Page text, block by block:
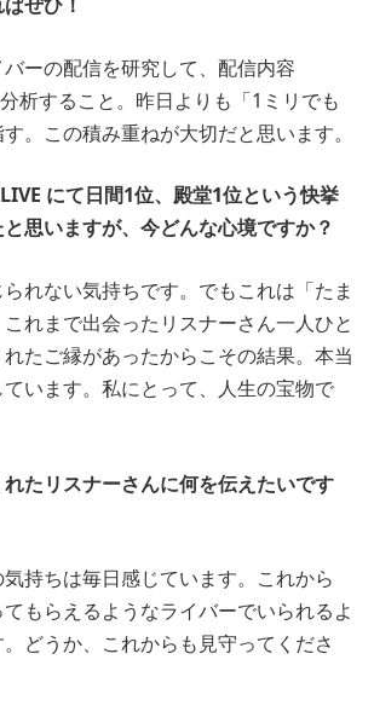
ーの配信を研究して、配信内容
析すること。昨日よりも「1ミリでも
。この積み重ねが大切だと思います。
にて日間1位、殿堂1位という快挙
思いますが、今どんな心境ですか？
れない気持ちです。でもこれは「たま
れまで出会ったリスナーさん一人ひと
たご縁があったからこその結果。本当
います。私にとって、人生の宝物で
たリスナーさんに何を伝えたいです
気持ちは毎日感じています。これから
もらえるようなライバーでいられるよ
どうか、これからも見守ってくださ